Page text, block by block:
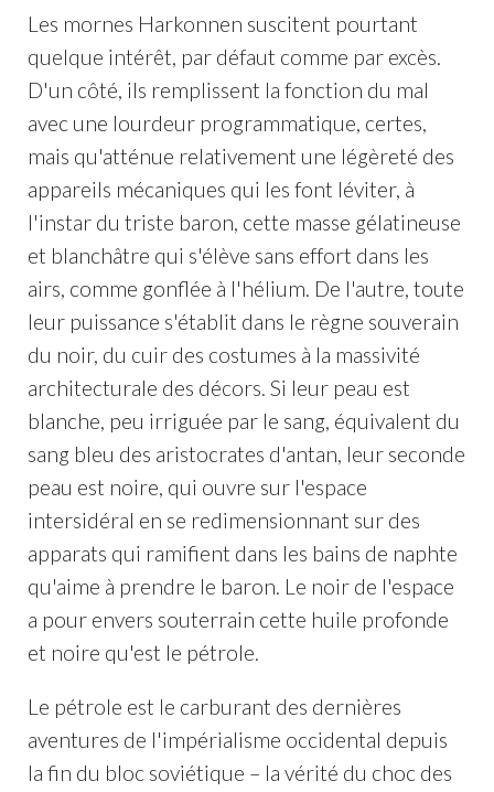
Les mornes Harkonnen suscitent pourtant
quelque intérêt, par défaut comme par excès.
D'un côté, ils remplissent la fonction du mal
avec une lourdeur programmatique, certes,
mais qu'atténue relativement une légèreté des
appareils mécaniques qui les font léviter, à
l'instar du triste baron, cette masse gélatineuse
et blanchâtre qui s'élève sans effort dans les
airs, comme gonflée à l'hélium. De l'autre, toute
leur puissance s'établit dans le règne souverain
du noir, du cuir des costumes à la massivité
architecturale des décors. Si leur peau est
blanche, peu irriguée par le sang, équivalent du
sang bleu des aristocrates d'antan, leur seconde
peau est noire, qui ouvre sur l'espace
intersidéral en se redimensionnant sur des
apparats qui ramifient dans les bains de naphte
qu'aime à prendre le baron. Le noir de l'espace
a pour envers souterrain cette huile profonde
et noire qu'est le pétrole.
Le pétrole est le carburant des dernières
aventures de l'impérialisme occidental depuis
la fin du bloc soviétique – la vérité du choc des